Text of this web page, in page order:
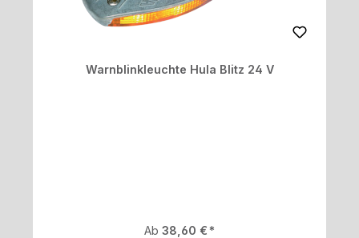
Warnblinkleuchte Hula Blitz 24 V
Regulärer Preis:
Ab38,60 €